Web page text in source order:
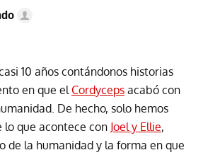
10 años contándonos historias
en que el Cordyceps acabó con
De hecho, solo hemos
lo que acontece con Joel y Ellie,
de la humanidad y la forma en que